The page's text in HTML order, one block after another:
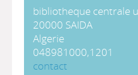
bibliotheque centrale
20000 SAIDA
Algerie
048981000,1201
contact